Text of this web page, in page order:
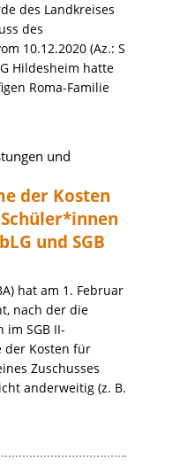
des Landkreises
des
10.12.2020 (Az.: S
Hildesheim hatte
Roma-Familie
und
der Kosten
und SGB
hat am 1. Februar
nach der die
SGB II-
der Kosten für
Zuschusses
anderweitig (z. B.